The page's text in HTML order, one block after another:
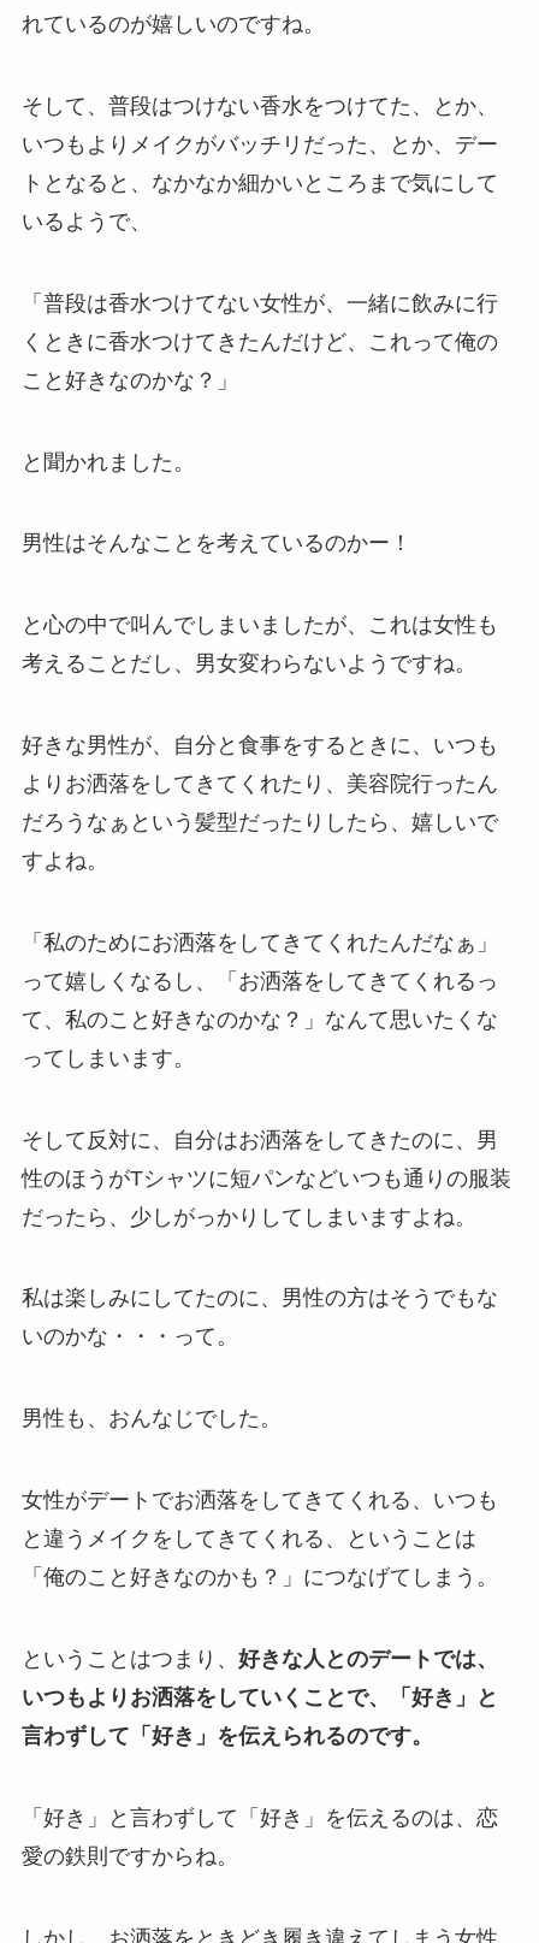
れているのが嬉しいのですね。
そして、普段はつけない香水をつけてた、とか、
いつもよりメイクがバッチリだった、とか、デー
トとなると、なかなか細かいところまで気にして
いるようで、
「普段は香水つけてない女性が、一緒に飲みに行
くときに香水つけてきたんだけど、これって俺の
こと好きなのかな？」
と聞かれました。
男性はそんなことを考えているのかー！
と心の中で叫んでしまいましたが、これは女性も
考えることだし、男女変わらないようですね。
好きな男性が、自分と食事をするときに、いつも
よりお洒落をしてきてくれたり、美容院行ったん
だろうなぁという髪型だったりしたら、嬉しいで
すよね。
「私のためにお洒落をしてきてくれたんだなぁ」
って嬉しくなるし、「お洒落をしてきてくれるっ
て、私のこと好きなのかな？」なんて思いたくな
ってしまいます。
そして反対に、自分はお洒落をしてきたのに、男
性のほうがTシャツに短パンなどいつも通りの服装
だったら、少しがっかりしてしまいますよね。
私は楽しみにしてたのに、男性の方はそうでもな
いのかな・・・って。
男性も、おんなじでした。
女性がデートでお洒落をしてきてくれる、いつも
と違うメイクをしてきてくれる、ということは
「俺のこと好きなのかも？」につなげてしまう。
ということはつまり、 好きな人とのデートでは、
いつもよりお洒落をしていくことで、「好き」と
言わずして「好き」を伝えられるのです。
「好き」と言わずして「好き」を伝えるのは、恋
愛の鉄則ですからね。
しかし、お洒落をときどき履き違えてしまう女性